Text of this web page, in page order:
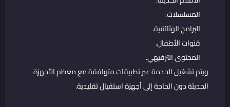
المسلسلات.
البرامج الوثائقية.
قنوات الأطفال.
المحتوى الترفيهي.
ويتم تشغيل الخدمة عبر تطبيقات متوافقة مع معظم الأجهزة
الحديثة دون الحاجة إلى أجهزة استقبال تقليدية.